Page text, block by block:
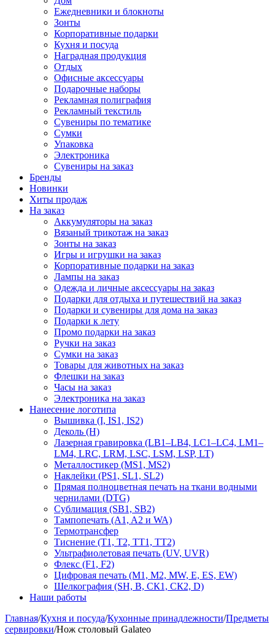
Ежедневники и блокноты
Зонты
Корпоративные подарки
Кухня и посуда
Наградная продукция
Отдых
Офисные аксессуары
Подарочные наборы
Рекламная полиграфия
Рекламный текстиль
Сувениры по тематике
Сумки
Упаковка
Электроника
Сувениры на заказ
Бренды
Новинки
Хиты продаж
На заказ
Аккумуляторы на заказ
Вязаный трикотаж на заказ
Зонты на заказ
Игры и игрушки на заказ
Корпоративные подарки на заказ
Лампы на заказ
Одежда и личные аксессуары на заказ
Подарки для отдыха и путешествий на заказ
Подарки и сувениры для дома на заказ
Подарки к лету
Промо подарки на заказ
Ручки на заказ
Сумки на заказ
Товары для животных на заказ
Флешки на заказ
Часы на заказ
Электроника на заказ
Нанесение логотипа
Вышивка (I, IS1, IS2)
Деколь (H)
Лазерная гравировка (LB1–LB4, LC1–LC4, LM1–
LM4, LRC, LRM, LSC, LSM, LSP, LT)
Металлостикер (MS1, MS2)
Наклейки (PS1, SL1, SL2)
Прямая полноцветная печать на ткани водными
чернилами (DTG)
Сублимация (SB1, SB2)
Тампопечать (A1, A2 и WA)
Термотрансфер
Тиснение (Т1, Т2, ТT1, ТT2)
Ультрафиолетовая печать (UV, UVR)
Флекс (F1, F2)
Цифровая печать (M1, M2, MW, E, ES, EW)
Шелкография (SH, В, СК1, СК2, D)
Наши работы
Главная/Кухня и посуда/Кухонные принадлежности/Предметы
сервировки/Нож столовый Galateo